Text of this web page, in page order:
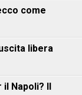
come
libera
il Napoli? Il